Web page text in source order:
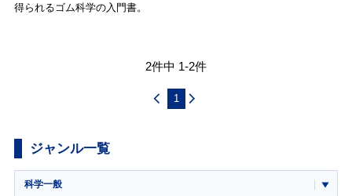
得られるゴム科学の入門書。
2件中 1-2件
1
ジャンル一覧
科学一般